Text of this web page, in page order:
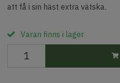
att få i sin häst extra vätska.
Varan finns i lager